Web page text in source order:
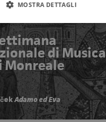
di Musica
Monreale
Adamo ed Eva
MOSTRA DETTAGLI